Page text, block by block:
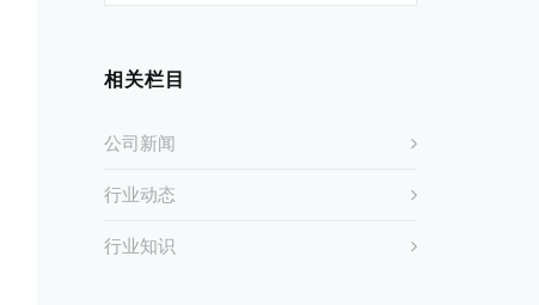
相关栏目
公司新闻
行业动态
行业知识